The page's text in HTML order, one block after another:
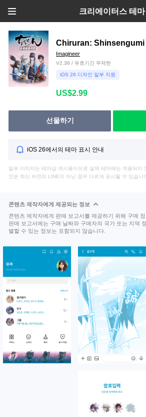
크리에이터스 테마
Chiruran: Shinsengumi
Imagineer
V2.36 / 유효기간 무제한
iOS 26 디자인 일부 지원
US$2.99
선물하기
iOS 26에서의 테마 표시 안내
일부 이미지는 테마샵 게시용이므로 실제 테마에는 적용되지
인은 최신 버전의 LINE이 아닌 경우 다르게 표시될 수 있습니
콘텐츠 제작자에게 제공되는 정보
콘텐츠 제작자에게 판매 보고서를 제공하기 위해 구매
판매 보고서에는 구매 날짜와 구매자의 국가 또는 지역
별할 수 있는 정보는 포함되지 않습니다.